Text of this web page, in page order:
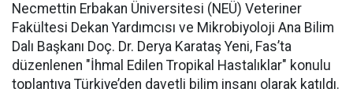
Necmettin Erbakan Üniversitesi (NEÜ) Veteriner
Fakültesi Dekan Yardımcısı ve Mikrobiyoloji Ana Bilim
Dalı Başkanı Doç. Dr. Derya Karataş Yeni, Fas’ta
düzenlenen "İhmal Edilen Tropikal Hastalıklar" konulu
toplantıya Türkiye’den davetli bilim insanı olarak katıldı.